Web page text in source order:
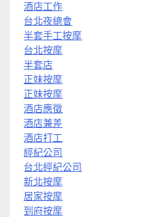
酒店工作
台北夜總會
半套手工按摩
台北按摩
半套店
正妹按摩
正妹按摩
酒店應徵
酒店兼差
酒店打工
經紀公司
台北經紀公司
新北按摩
居家按摩
到府按摩